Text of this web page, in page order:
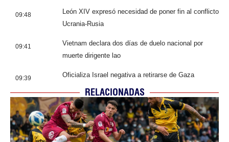
09:48
León XIV expresó necesidad de poner fin al conflicto
Ucrania-Rusia
09:41
Vietnam declara dos días de duelo nacional por
muerte dirigente lao
09:39 Oficializa Israel negativa a retirarse de Gaza
RELACIONADAS